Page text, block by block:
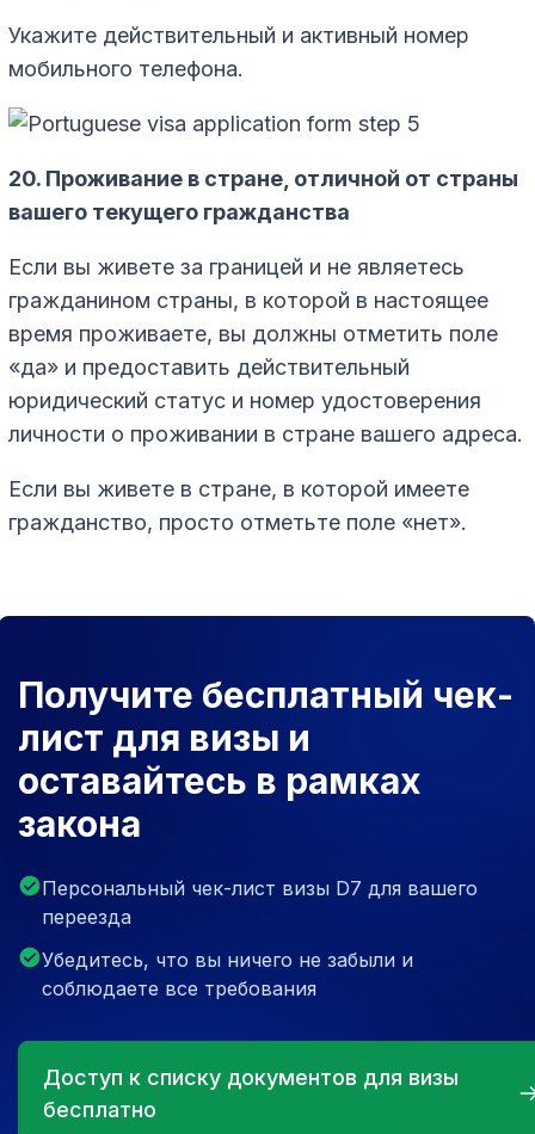
Укажите действительный и активный номер
мобильного телефона.
20. Проживание в стране, отличной от страны
вашего текущего гражданства
Если вы живете за границей и не являетесь
гражданином страны, в которой в настоящее
время проживаете, вы должны отметить поле
«да» и предоставить действительный
юридический статус и номер удостоверения
личности о проживании в стране вашего адреса.
Если вы живете в стране, в которой имеете
гражданство, просто отметьте поле «нет».
Получите бесплатный чек-
лист для визы и
оставайтесь в рамках
закона
Персональный чек-лист визы D7 для вашего
переезда
Убедитесь, что вы ничего не забыли и
соблюдаете все требования
Доступ к списку документов для визы
бесплатно